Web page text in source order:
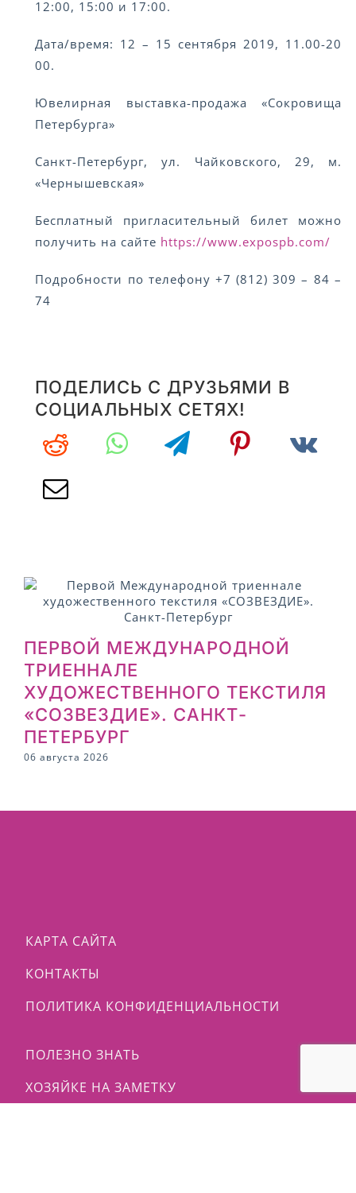
12:00, 15:00 и 17:00.
Дата/время: 12 – 15 сентября 2019, 11.00-20
00.
Ювелирная выставка-продажа «Сокровища
Петербурга»
Санкт-Петербург, ул. Чайковского, 29, м.
«Чернышевская»
Бесплатный пригласительный билет можно
получить на сайте https://www.expospb.com/
Подробности по телефону +7 (812) 309 – 84 –
74
ПОДЕЛИСЬ С ДРУЗЬЯМИ В
СОЦИАЛЬНЫХ СЕТЯХ!
ПЕРВОЙ МЕЖДУНАРОДНОЙ
ТРИЕННАЛЕ
ХУДОЖЕСТВЕННОГО ТЕКСТИЛЯ
«СОЗВЕЗДИЕ». САНКТ-
ПЕТЕРБУРГ
06 августа 2026
КАРТА САЙТА
КОНТАКТЫ
ПОЛИТИКА КОНФИДЕНЦИАЛЬНОСТИ
ПОЛЕЗНО ЗНАТЬ
ХОЗЯЙКЕ НА ЗАМЕТКУ